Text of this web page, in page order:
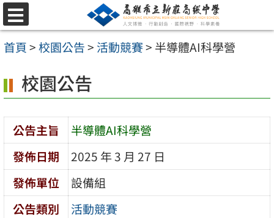
跳
至
主
內
容
選
單
首頁>校園公告> 活動競賽> 半導體AI科學營
校園公告
公告主旨
半導體AI科學營
發佈日期
2025 年 3 月 27 日
發佈單位
設備組
公告類別
活動競賽